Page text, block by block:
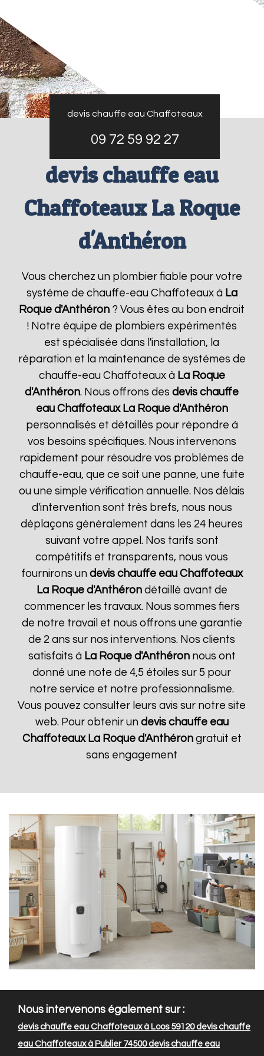
devis chauffe eau Chaffoteaux
09 72 59 92 27
devis chauffe eau
Chaffoteaux La Roque
d'Anthéron
Vous cherchez un plombier fiable pour votre
système de chauffe-eau Chaffoteaux à La
Roque d'Anthéron ? Vous êtes au bon endroit
! Notre équipe de plombiers expérimentés
est spécialisée dans l'installation, la
réparation et la maintenance de systèmes de
chauffe-eau Chaffoteaux à La Roque
d'Anthéron. Nous offrons desdevis chauffe
eau Chaffoteaux La Roque d'Anthéron
personnalisés et détaillés pour répondre à
vos besoins spécifiques. Nous intervenons
rapidement pour résoudre vos problèmes de
chauffe-eau, que ce soit une panne, une fuite
ou une simple vérification annuelle. Nos délais
d'intervention sont très brefs, nous nous
déplaçons généralement dans les 24 heures
suivant votre appel. Nos tarifs sont
compétitifs et transparents, nous vous
fournirons un devis chauffe eau Chaffoteaux
La Roque d'Anthérondétaillé avant de
commencer les travaux. Nous sommes fiers
de notre travail et nous offrons une garantie
de 2 ans sur nos interventions. Nos clients
satisfaits à La Roque d'Anthéronnous ont
donné une note de 4,5 étoiles sur 5 pour
notre service et notre professionnalisme.
Vous pouvez consulter leurs avis sur notre site
web. Pour obtenir un devis chauffe eau
Chaffoteaux La Roque d'Anthérongratuit et
sans engagement
Nous intervenons également sur :
devis chauffe eau Chaffoteaux à Loos 59120devis chauffe
eau Chaffoteaux à Publier 74500devis chauffe eau